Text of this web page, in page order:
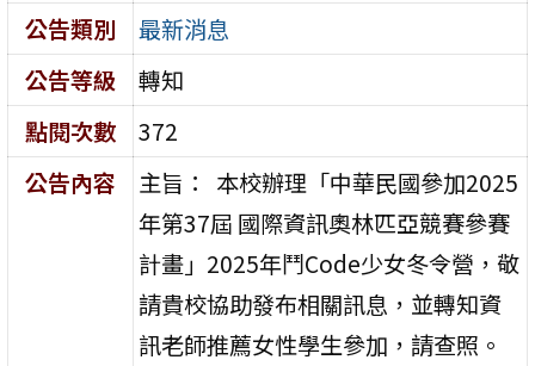
公告類別
最新消息
公告等級
轉知
點閱次數
372
公告內容
主旨： 本校辦理「中華民國參加2025
年第37屆 國際資訊奧林匹亞競賽參賽
計畫」2025年鬥Code少女冬令營，敬
請貴校協助發布相關訊息，並轉知資
訊老師推薦女性學生參加，請查照。